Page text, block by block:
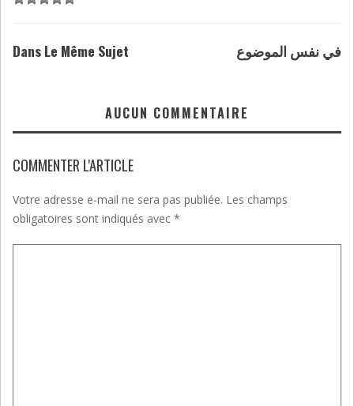
Dans Le Même Sujet في نفس الموضوع
AUCUN COMMENTAIRE
COMMENTER L'ARTICLE
Votre adresse e-mail ne sera pas publiée. Les champs
obligatoires sont indiqués avec *